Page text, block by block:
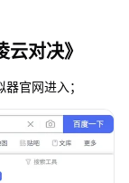
对决》
官网进入；